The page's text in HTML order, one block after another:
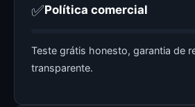
✅Política comercial
Teste grátis honesto, garantia de
transparente.